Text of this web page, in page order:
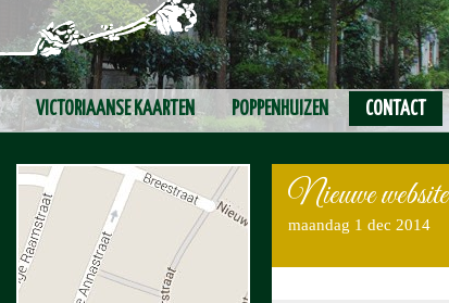
VICTORIAANSE KAARTEN POPPENHUIZEN CONTACT
Nieuwe website
maandag 1 dec 2014